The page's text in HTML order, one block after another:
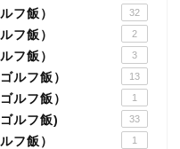
フ飯） 32
フ飯） 2
フ飯） 3
ルフ飯） 13
ルフ飯） 1
ルフ飯) 33
フ飯） 1